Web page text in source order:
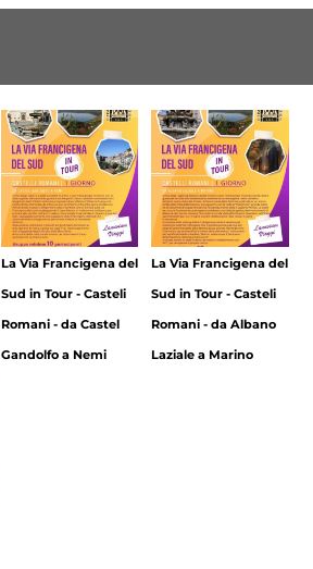
La Via Francigena del
Sud in Tour - Casteli
Romani - da Castel
Gandolfo a Nemi
La Via Francigena del
Sud in Tour - Casteli
Romani - da Albano
Laziale a Marino